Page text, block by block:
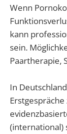
Wenn
kann
sein.
Paartherapie,
In
(international)